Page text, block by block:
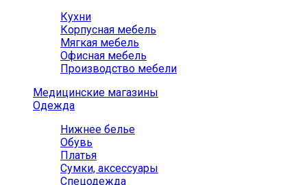
Кухни
Корпусная мебель
Мягкая мебель
Офисная мебель
Производство мебели
Медицинские магазины
Одежда
Нижнее белье
Обувь
Платья
Сумки, аксессуары
Спецодежда